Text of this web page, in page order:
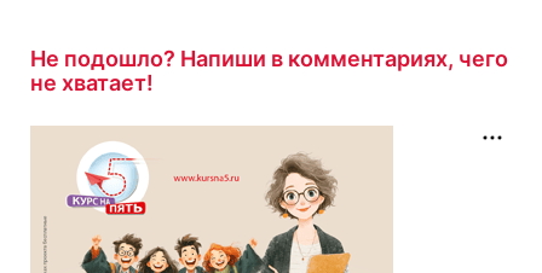
Не подошло? Напиши в комментариях, чего
не хватает!